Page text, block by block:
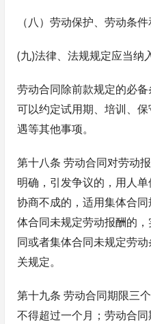
（八）劳动保护、劳动条
(九)法律、法规规定应当纳
劳动合同除前款规定的必
可以约定试用期、培训、
遇等其他事项。
第十八条 劳动合同对劳动
明确，引发争议的，用人
协商不成的，适用集体合
体合同未规定劳动报酬的
同或者集体合同未规定劳
关规定。
第十九条 劳动合同期限三
不得超过一个月；劳动合